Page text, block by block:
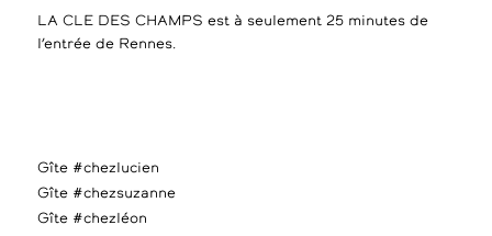
LA CLE DES CHAMPS est à seulement 25 minutes de
l’entrée de Rennes.
Gîte #chezlucien
Gîte #chezsuzanne
Gîte #chezléon